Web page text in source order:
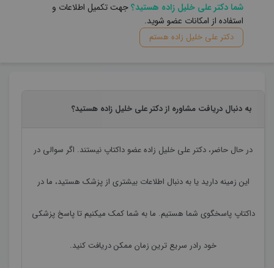
شما دکتر علی خلیل زاده هستید؟جهت تکمیل اطلاعات و
استفاده از امکانات عضو شوید.
دکتر علی خلیل زاده هستم
به دنبال دریافت مشاوره از دکتر علی خلیل زاده هستید؟
در حال حاضر، دکتر علی خلیل زادهعضو داکتاپ نیستند. اگر سوالی در
این زمینه دارید یا به دنبال اطلاعات بیشتری از پزشک هستید، ما در
داکتاپ پاسخگوی شما هستیم. ما به شما کمک میکنیم تا پاسخ پزشکی
خود رادر سریع ترین زمان ممکن دریافت کنید.